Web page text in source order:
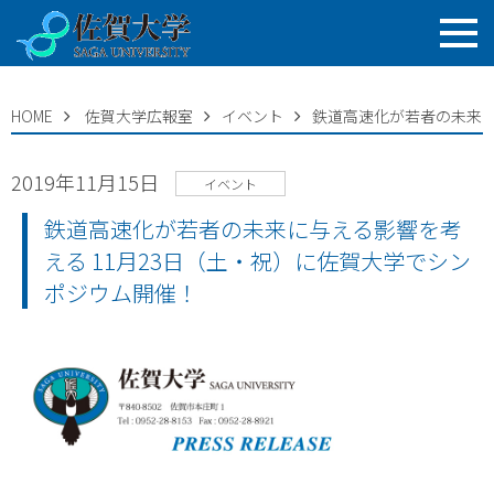
HOME 佐賀大学広報室 イベント 鉄道高速化が若者の未来
2019年11月15日 イベント
鉄道高速化が若者の未来に与える影響を考
える 11月23日（土・祝）に佐賀大学でシン
ポジウム開催！